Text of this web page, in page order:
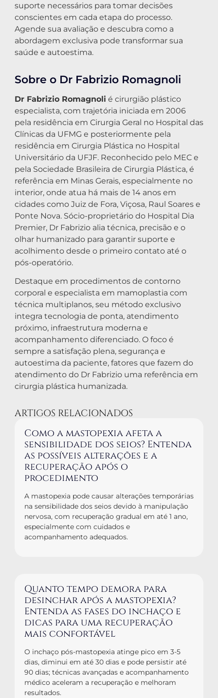
suporte necessários para tomar decisões
conscientes em cada etapa do processo.
Agende sua avaliação e descubra como a
abordagem exclusiva pode transformar sua
saúde e autoestima.
Sobre o Dr Fabrizio Romagnoli
Dr Fabrizio Romagnoli é cirurgião plástico
especialista, com trajetória iniciada em 2006
pela residência em Cirurgia Geral no Hospital das
Clínicas da UFMG e posteriormente pela
residência em Cirurgia Plástica no Hospital
Universitário da UFJF. Reconhecido pelo MEC e
pela Sociedade Brasileira de Cirurgia Plástica, é
referência em Minas Gerais, especialmente no
interior, onde atua há mais de 14 anos em
cidades como Juiz de Fora, Viçosa, Raul Soares e
Ponte Nova. Sócio-proprietário do Hospital Dia
Premier, Dr Fabrizio alia técnica, precisão e o
olhar humanizado para garantir suporte e
acolhimento desde o primeiro contato até o
pós-operatório.
Destaque em procedimentos de contorno
corporal e especialista em mamoplastia com
técnica multiplanos, seu método exclusivo
integra tecnologia de ponta, atendimento
próximo, infraestrutura moderna e
acompanhamento diferenciado. O foco é
sempre a satisfação plena, segurança e
autoestima da paciente, fatores que fazem do
atendimento do Dr Fabrizio uma referência em
cirurgia plástica humanizada.
ARTIGOS RELACIONADOS
Como a mastopexia afeta a
sensibilidade dos seios? Entenda
as possíveis alterações e a
recuperação após o
procedimento
A mastopexia pode causar alterações temporárias
na sensibilidade dos seios devido à manipulação
nervosa, com recuperação gradual em até 1 ano,
especialmente com cuidados e
acompanhamento adequados.
Quanto tempo demora para
desinchar após a mastopexia?
Entenda as fases do inchaço e
dicas para uma recuperação
mais confortável
O inchaço pós-mastopexia atinge pico em 3-5
dias, diminui em até 30 dias e pode persistir até
90 dias; técnicas avançadas e acompanhamento
médico aceleram a recuperação e melhoram
resultados.